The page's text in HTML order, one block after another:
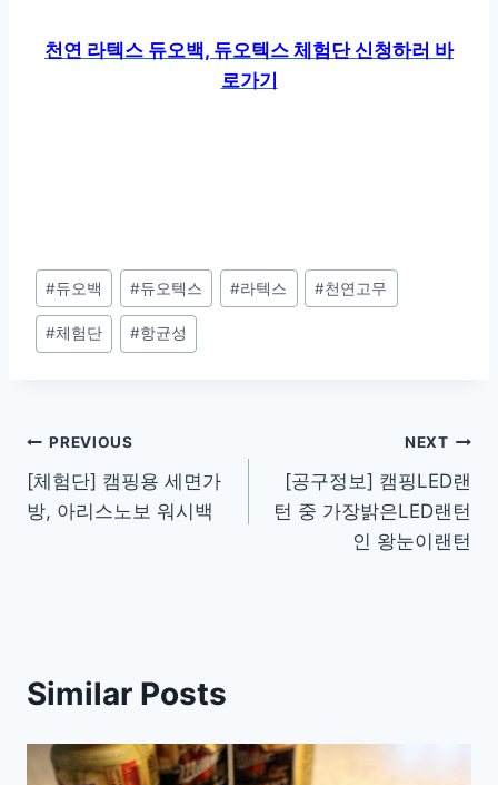
천연 라텍스 듀오백, 듀오텍스 체험단 신청하러 바
로가기
Post
Tags:
#듀오백 #듀오텍스 #라텍스 #천연고무
#체험단 #항균성
Post
navigation
PREVIOUS
[체험단] 캠핑용 세면가
방, 아리스노보 워시백
NEXT
[공구정보] 캠핑LED랜
턴 중 가장밝은LED랜턴
인 왕눈이랜턴
Similar Posts